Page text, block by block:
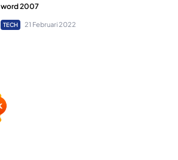
word 2007
TECH 21 Februari 2022